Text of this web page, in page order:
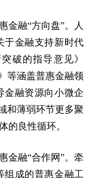
金融“方向盘”。人
于金融支持新时代
破的指导意见》
等涵盖普惠金融领
金融资源向小微企
和薄弱环节更多聚
的良性循环。
金融“合作网”。牵
组成的普惠金融工